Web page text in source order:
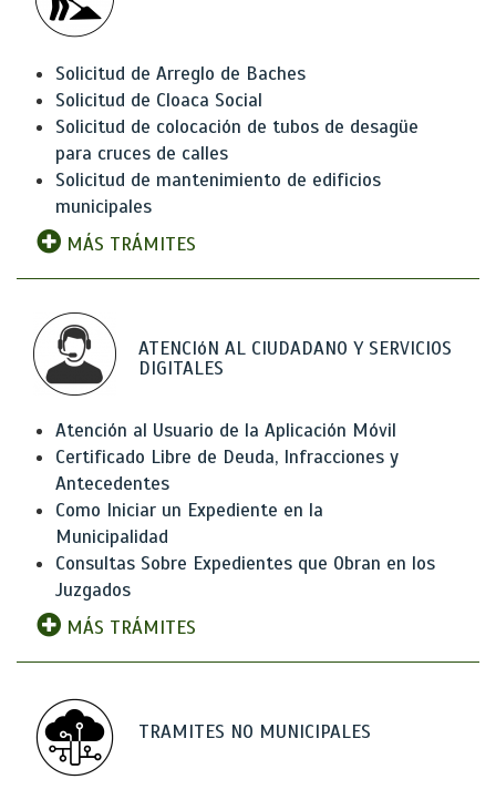
Solicitud de Arreglo de Baches
Solicitud de Cloaca Social
Solicitud de colocación de tubos de desagüe
para cruces de calles
Solicitud de mantenimiento de edificios
municipales
MÁS TRÁMITES
ATENCIóN AL CIUDADANO Y SERVICIOS
DIGITALES
Atención al Usuario de la Aplicación Móvil
Certificado Libre de Deuda, Infracciones y
Antecedentes
Como Iniciar un Expediente en la
Municipalidad
Consultas Sobre Expedientes que Obran en los
Juzgados
MÁS TRÁMITES
TRAMITES NO MUNICIPALES